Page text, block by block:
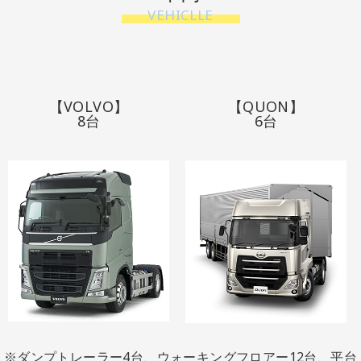
VEHICLLE
【VOLVO】
8台
【QUON】
6台
※ダンプトレーラー4台、ウォーキングフロアー12台、平台